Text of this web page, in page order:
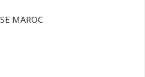
MAROC